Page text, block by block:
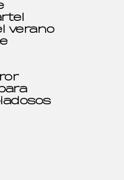
verano